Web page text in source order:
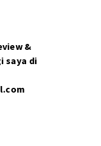
&
saya di